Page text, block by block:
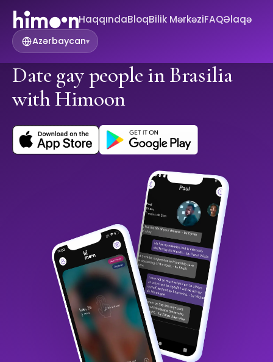
HaqqındaBloqBilik MərkəziFAQƏlaqə
Azərbaycan▾
Date gay people in Brasilia
with Himoon